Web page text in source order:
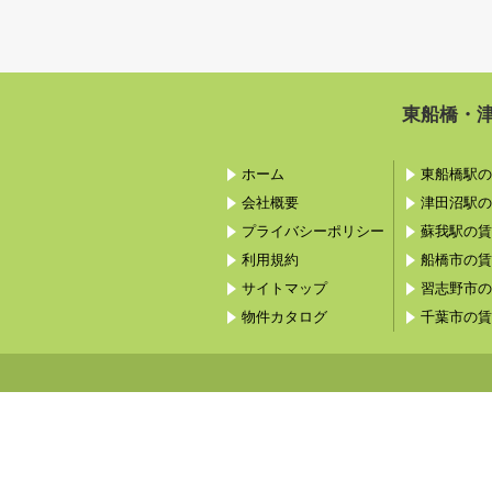
東船橋・
ホーム
会社概要
プライバシーポリシー
利用規約
サイトマップ
物件カタログ
東船橋駅
津田沼駅
蘇我駅の
船橋市の
習志野市
千葉市の